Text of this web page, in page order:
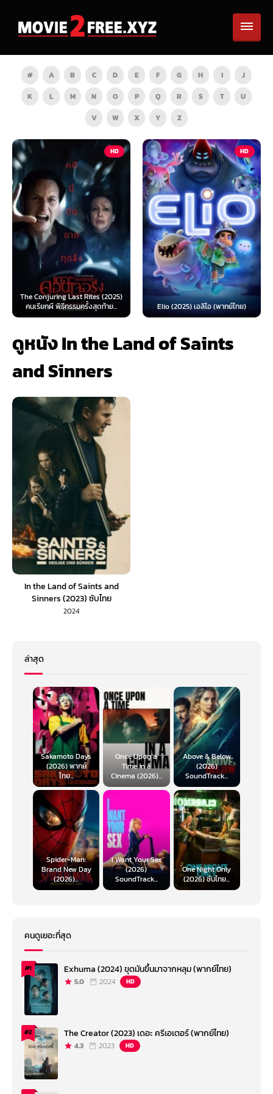
# A B C D E F G H I
J
K
L M N O P Q R S T
U
V
W X Y Z
Last Rites (2025)
กรรมครั้งสุดท้าย...
HD
Elio (2025) เอลิโอ (พากย์ไทย)
Spider-Man:
(2026) สไปเด
ดูหนัง In the Land of Saints
and Sinners
In the Land of Saints and
Sinners (2023) ซับไทย
2024
ล่าสุด
Sakamoto Days
(2026) พากย์
ไทย...
Once Upon a
Time in a
Cinema (2026)...
Above & Below
(2026)
SoundTrack...
Spider-Man:
Brand New Day
(2026)...
I Want Your Sex
(2026)
SoundTrack...
One Night Only
(2026) ซับไทย...
คนดูเยอะที่สุด
#1 Exhuma (2024) ขุดมันขึ้นมาจากหลุม (พากย์ไทย)
5.0 2024 HD
#2 The Creator (2023) เดอะ ครีเอเตอร์ (พากย์ไทย)
4.3 2023 HD